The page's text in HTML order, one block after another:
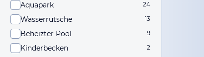
Aquapark 24
Wasserrutsche 13
Beheizter Pool 9
Kinderbecken 2